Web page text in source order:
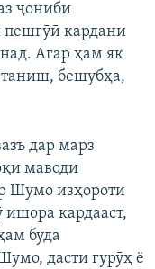
ҷониби
пешгӯӣ кардани
Агар ҳам як
бешубҳа,
дар марз
маводи
Шумо изҳороти
кардааст,
буда
дасти гурӯҳ ё